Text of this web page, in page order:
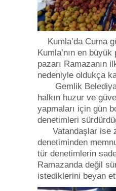
Kumla’da Cuma
Kumla’nın en
pazarı Ramazanın
nedeniyle oldukça
Gemlik
halkın huzur ve
yapmaları için gün
denetimleri
Vatandaşlar ise
denetiminden
tür denetimlerin
Ramazanda değil
istediklerini beyan